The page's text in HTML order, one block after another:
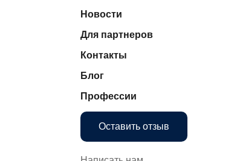
Новости
Для партнеров
Контакты
Блог
Профессии
Оставить отзыв